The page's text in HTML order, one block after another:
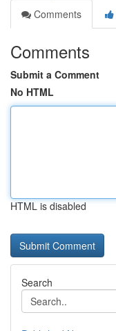
Comments
Comments
Submit a Comment
No HTML
HTML is disabled
Search